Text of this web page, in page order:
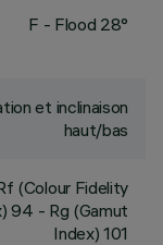
F - Flood 28°
et inclinaison
haut/bas
(Colour Fidelity
94 - Rg (Gamut
Index) 101